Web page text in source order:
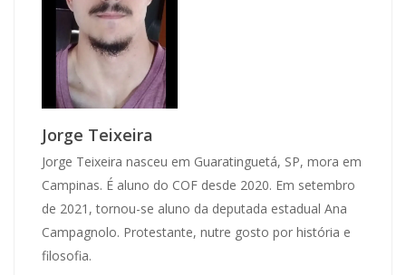
Jorge Teixeira
Jorge Teixeira nasceu em Guaratinguetá, SP, mora em
Campinas. É aluno do COF desde 2020. Em setembro
de 2021, tornou-se aluno da deputada estadual Ana
Campagnolo. Protestante, nutre gosto por história e
filosofia.